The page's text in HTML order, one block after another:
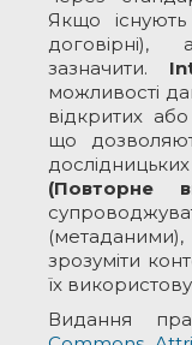
Якщо
зазначити.
можливості
відкритих
що
(Повторне
зрозуміти
їх
Видання